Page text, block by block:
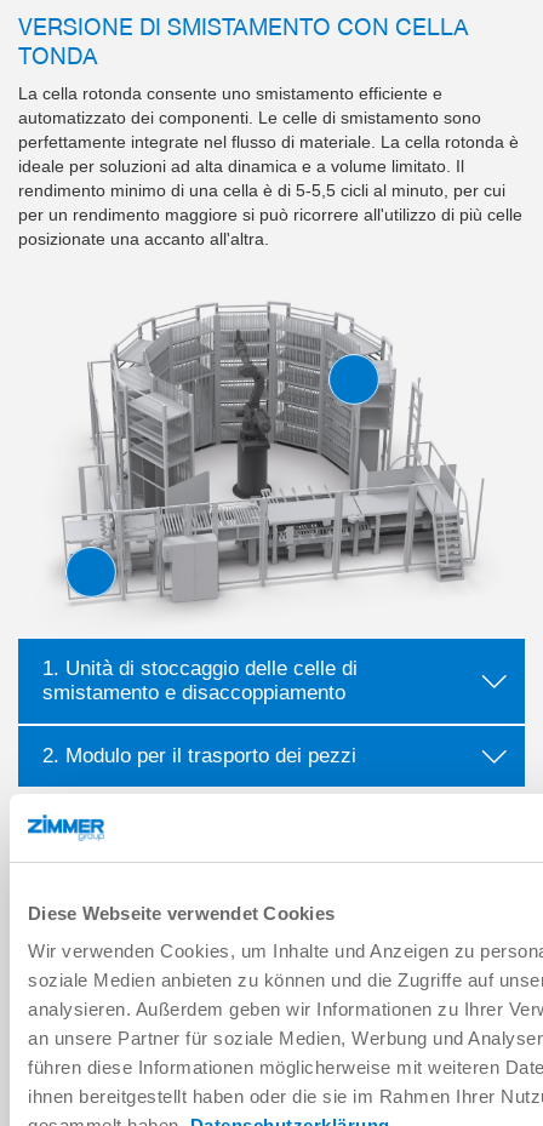
Diese Webseite verwendet Cookies
Wir verwenden Cookies, um Inhalte und Anzeigen zu
soziale Medien anbieten zu können und die Zugriffe auf
analysieren. Außerdem geben wir Informationen zu Ihrer
an unsere Partner für soziale Medien, Werbung und
führen diese Informationen möglicherweise mit weiteren
ihnen bereitgestellt haben oder die sie im Rahmen Ihrer
VERSIONE DI SMISTAMENTO CON CELLA
TONDA
La cella rotonda consente uno smistamento efficiente e
automatizzato dei componenti. Le celle di smistamento sono
perfettamente integrate nel flusso di materiale. La cella rotonda è
ideale per soluzioni ad alta dinamica e a volume limitato. Il
rendimento minimo di una cella è di 5-5,5 cicli al minuto, per cui
per un rendimento maggiore si può ricorrere all'utilizzo di più celle
posizionate una accanto all'altra.
1. Unità di stoccaggio delle celle di
smistamento e disaccoppiamento
2. Modulo per il trasporto dei pezzi